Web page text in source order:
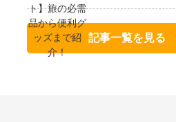
記事一覧を見る